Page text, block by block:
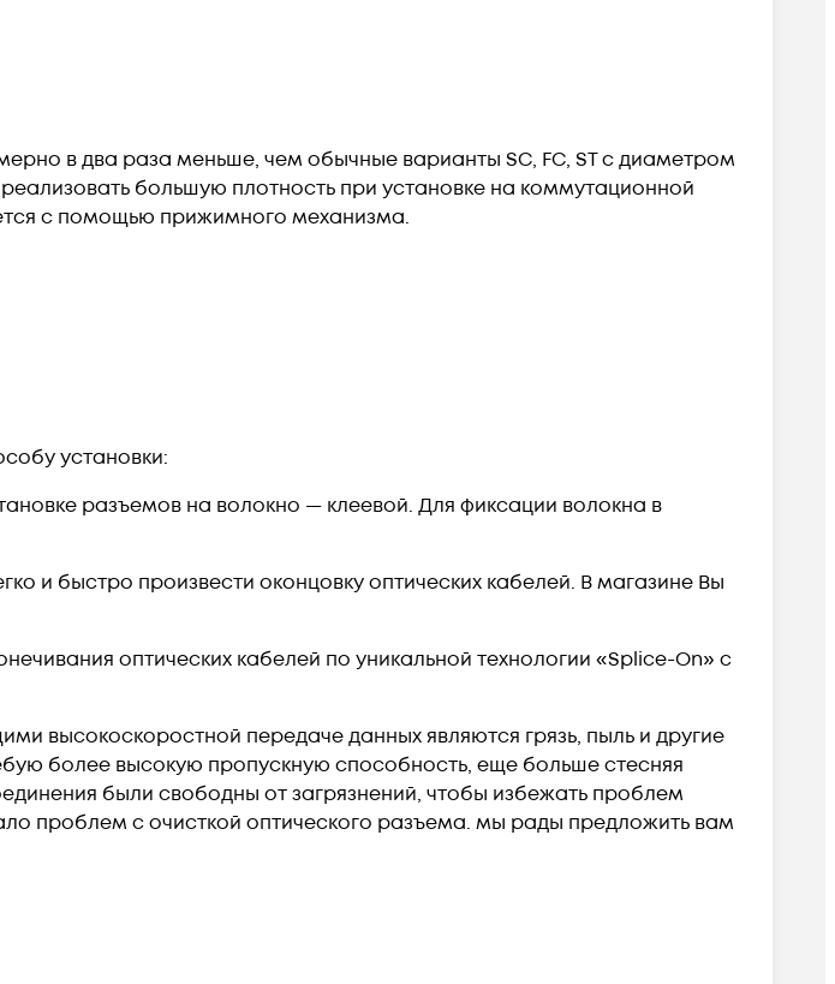
в два раза меньше, чем обычные варианты SC, FC, ST с диаметром
большую плотность при установке на коммутационной
с помощью прижимного механизма.
установки:
разъемов на волокно — клеевой. Для фиксации волокна в
и быстро произвести оконцовку оптических кабелей. В магазине Вы
оптических кабелей по уникальной технологии «Splice-On» с
высокоскоростной передаче данных являются грязь, пыль и другие
более высокую пропускную способность, еще больше стесняя
были свободны от загрязнений, чтобы избежать проблем
проблем с очисткой оптического разъема. мы рады предложить вам